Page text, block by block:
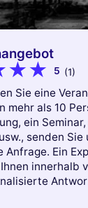
5 (1)
Sie eine
mehr als 10
ein
senden
Ein
innerhalb